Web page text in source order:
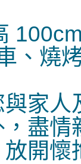
、燒
家
盡
開